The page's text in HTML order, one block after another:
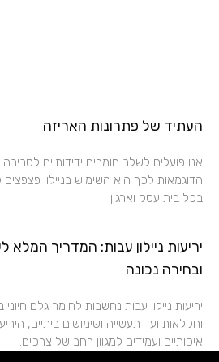
העתיד של פתרונות האריזה
אנו פועלים לשלב חומרים ידידותיים
הדוגמאות לכך היא השימוש בניילון
בכל בית עסק וארגון.
יריעות ניילון עבות: המדריך המלא
ובחירה נכונה
יריעות ניילון עבות נחשבות לחומר גלם
וחקלאות ועד תעשייה ושימושים ביתיים,
איכותיים ועמידים למגוון רחב של צרכים.